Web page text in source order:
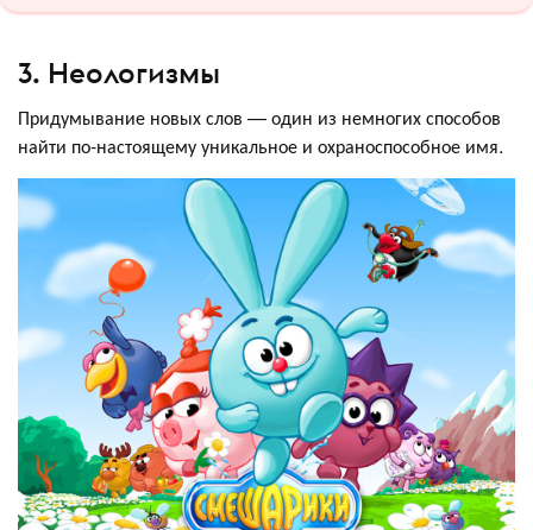
3. Неологизмы
Придумывание новых слов — один из немногих способов
найти по-настоящему уникальное и охраноспособное имя.